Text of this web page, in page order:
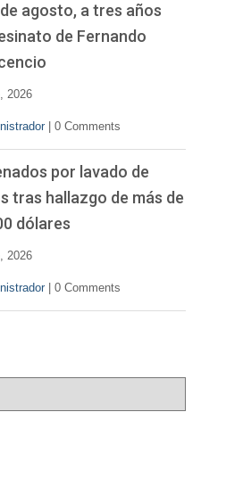
agosto, a tres años
de Fernando
2026
0 Comments
por lavado de
tras hallazgo de más de
dólares
2026
0 Comments